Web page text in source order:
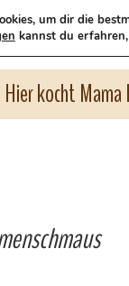
Hier kocht
um dir die
kannst du